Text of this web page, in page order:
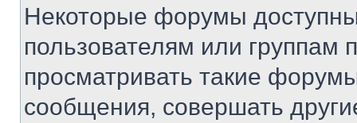
Некоторые форумы
пользователям или группам
просматривать такие
сообщения, совершать